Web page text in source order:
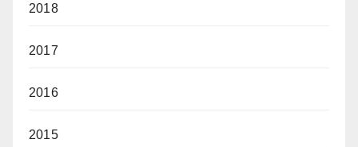
2018
2017
2016
2015